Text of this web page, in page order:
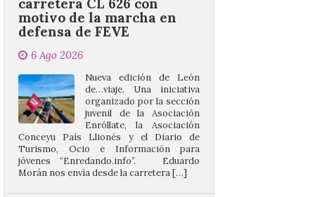
6 Ago 2026
Nueva edición de León
de…viaje. Una iniciativa
Enróllate, la Asociación
Conceyu País Llionés y el Diario de
Turismo, Ocio e Información para
jóvenes “Enredando.info”. Eduardo
Morán nos envía desde la carretera […]
Camarzius fest: frente al
macroevento, un festival